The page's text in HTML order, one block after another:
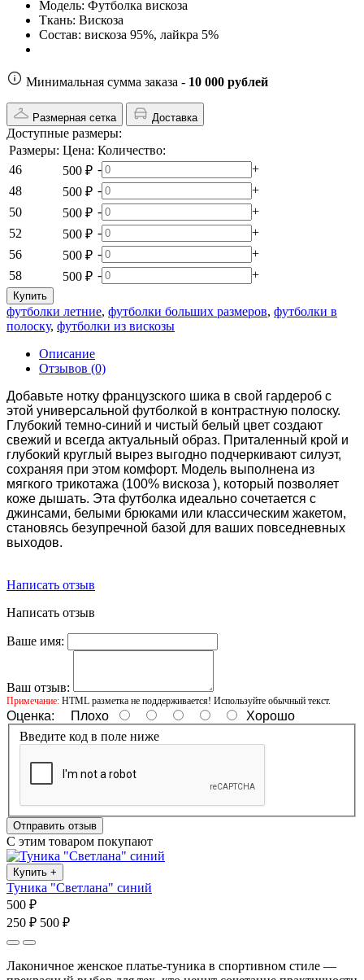
Модель: Футболка вискоза
Ткань: Вискоза
Состав: вискоза 95%, лайкра 5%
Минимальная сумма заказа - 10 000 рублей
Размерная сетка Доставка
Доступные размеры:
Размеры: Цена: Количество:
46
500 ₽ -
+
48
500 ₽ -
+
50
500 ₽ -
+
52
500 ₽ -
+
56
500 ₽ -
+
58
500 ₽ - +
Купить
футболки летние, футболки больших размеров, футболки в
полоску, футболки из вискозы
Описание
Отзывов (0)
Добавьте нотку французского шика в свой гардероб с
этой универсальной футболкой в контрастную полоску.
Глубокий темно-синий и чистый белый цвет создают
свежий и всегда актуальный образ. Приталенный крой и
глубокий круглый вырез выгодно подчеркивают силуэт,
сохраняя при этом комфорт. Модель выполнена из
мягкого трикотажа (100% вискоза ), который позволяет
коже дышать. Эта футболка идеально сочетается с
джинсами, белыми брюками или классическим жакетом,
становясь безупречной базой для ваших повседневных
выходов.
Написать отзыв
Написать отзыв
Ваше имя:
Ваш отзыв:
Примечание: HTML разметка не поддерживается! Используйте обычный текст.
Оценка: Плохо
Хорошо
Введите код в поле ниже
Отправить отзыв
С этим товаром покупают
Купить +
Туника "Светлана" синий
500 ₽
250 ₽ 500 ₽
Лаконичное женское платье-туника в спортивном стиле —